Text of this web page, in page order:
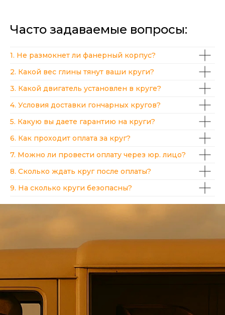
Часто задаваемые вопросы:
1. Не размокнет ли фанерный корпус?
2. Какой вес глины тянут ваши круги?
3. Какой двигатель установлен в круге?
4. Условия доставки гончарных кругов?
5. Какую вы даете гарантию на круги?
6. Как проходит оплата за круг?
7. Можно ли провести оплату через юр. лицо?
8. Сколько ждать круг после оплаты?
9. На сколько круги безопасны?